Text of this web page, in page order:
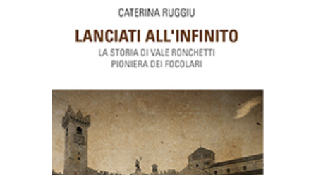
AGGIUNGI AL CARRELLO